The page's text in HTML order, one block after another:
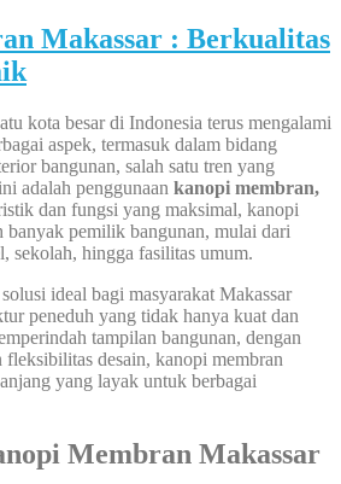
Makassar : Berkualitas
kota besar di Indonesia terus mengalami
aspek, termasuk dalam bidang
bangunan, salah satu tren yang
adalah penggunaan kanopi membran,
dan fungsi yang maksimal, kanopi
banyak pemilik bangunan, mulai dari
sekolah, hingga fasilitas umum.
ideal bagi masyarakat Makassar
peneduh yang tidak hanya kuat dan
tampilan bangunan, dengan
fleksibilitas desain, kanopi membran
yang layak untuk berbagai
Membran Makassar